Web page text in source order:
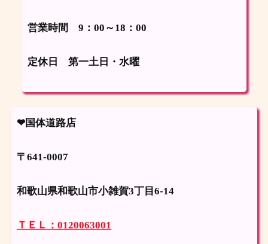
営業時間 9：00～18：00
定休日 第一土日・水曜
❤国体道路店
〒641-0007
和歌山県和歌山市小雑賀3丁目6-14
ＴＥＬ：0120063001